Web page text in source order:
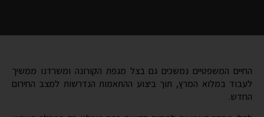
החדש.
להלן מבחר דוגמאות לתיקים חדשים בהם טיפלנו רק במהלך השבוע
האחרון: